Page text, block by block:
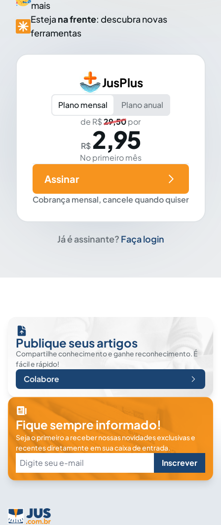
mais
Esteja na frente: descubra novas
ferramentas
JusPlus
Plano mensal
Plano anual
de R$29,50por
R$ 2,95
No primeiro mês
Cobrança mensal, cancele quando quiser
Assinar
Já é assinante? Faça login
Publique seus artigos
Compartilhe conhecimento e ganhe reconhecimento. É
fácil e rápido!
Colabore
Fique sempre informado!
Seja o primeiro a receber nossas novidades exclusivas e
recentes diretamente em sua caixa de entrada.
Inscrever